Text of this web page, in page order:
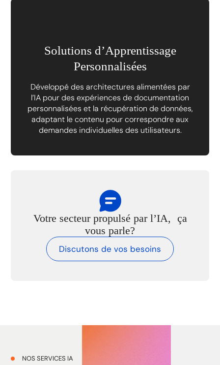
Solutions d’Apprentissage
Personnalisées
Développé des architectures alimentées par
l’IA pour des expériences de documentation
personnalisées et la récupération de données,
adaptant le contenu pour correspondre aux
demandes individuelles des utilisateurs.
Votre secteur propulsé par l’IA, ça
vous parle?
Discutons de vos besoins
NOS SERVICES IA